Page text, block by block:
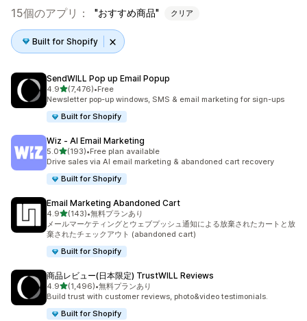
15個のアプリ： おすすめ商品 クリア
Built for Shopify
SendWILL Pop up Email Popup
4.95つ星中
(7,476)
合計レビュー数：7476件
•Free
Newsletter pop-up windows, SMS & email marketing for sign-ups
Built for Shopify
Wiz ‑ AI Email Marketing
5.05つ星中
(193)
合計レビュー数：193件
•Free plan available
Drive sales via AI email marketing & abandoned cart recovery
Built for Shopify
Email Marketing Abandoned Cart
4.95つ星中
(143)
合計レビュー数：143件
•無料プランあり
メールマーケティングとウェブプッシュ通知による放棄されたカートと放
棄されたチェックアウト (abandoned cart)
Built for Shopify
商品レビュー(日本限定) TrustWILL Reviews
4.95つ星中
(1,496)
合計レビュー数：1496件
•無料プランあり
Build trust with customer reviews, photo&video testimonials.
Built for Shopify